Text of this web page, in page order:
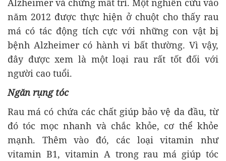
năm 2012 được thực hiện ở chuột cho thấy rau
má có tác động tích cực với những con vật bị
bệnh Alzheimer có hành vi bất thường. Vì vậy,
đây được xem là một loại rau rất tốt đối với
người cao tuổi.
Ngăn rụng tóc
Rau má có chứa các chất giúp bảo vệ da đầu, từ
đó tóc mọc nhanh và chắc khỏe, cơ thể khỏe
mạnh. Thêm vào đó, các loại vitamin như
vitamin B1, vitamin A trong rau má giúp tóc